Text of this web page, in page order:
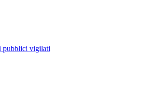
pubblici vigilati